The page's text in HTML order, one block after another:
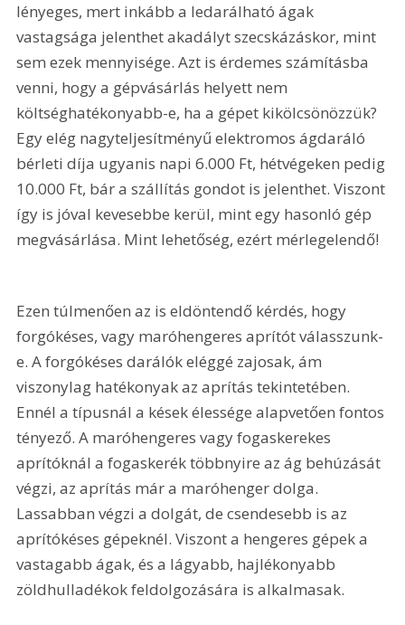
lényeges, mert inkább a ledarálható ágak
vastagsága jelenthet akadályt szecskázáskor, mint
sem ezek mennyisége. Azt is érdemes számításba
venni, hogy a gépvásárlás helyett nem
költséghatékonyabb-e, ha a gépet kikölcsönözzük?
Egy elég nagyteljesítményű elektromos ágdaráló
bérleti díja ugyanis napi 6.000 Ft, hétvégeken pedig
10.000 Ft, bár a szállítás gondot is jelenthet. Viszont
így is jóval kevesebbe kerül, mint egy hasonló gép
megvásárlása. Mint lehetőség, ezért mérlegelendő!
Ezen túlmenően az is eldöntendő kérdés, hogy
forgókéses, vagy maróhengeres aprítót válasszunk-
e. A forgókéses darálók eléggé zajosak, ám
viszonylag hatékonyak az aprítás tekintetében.
Ennél a típusnál a kések élessége alapvetően fontos
tényező. A maróhengeres vagy fogaskerekes
aprítóknál a fogaskerék többnyire az ág behúzását
végzi, az aprítás már a maróhenger dolga.
Lassabban végzi a dolgát, de csendesebb is az
aprítókéses gépeknél. Viszont a hengeres gépek a
vastagabb ágak, és a lágyabb, hajlékonyabb
zöldhulladékok feldolgozására is alkalmasak.